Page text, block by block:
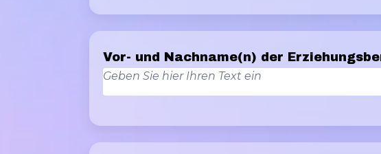
Vor- und Nachname(n) der